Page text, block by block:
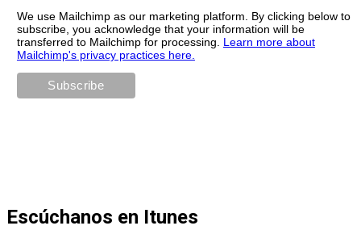
We use Mailchimp as our marketing platform. By clicking below to
subscribe, you acknowledge that your information will be
transferred to Mailchimp for processing. Learn more about
Mailchimp's privacy practices here.
Escúchanos en Itunes